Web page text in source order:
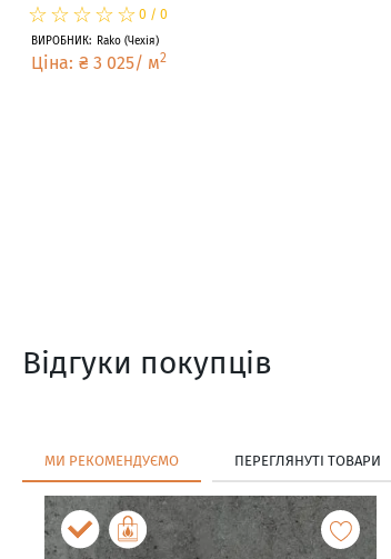
☆
★☆
★☆
★☆
★☆
★ 0 / 0
ВИРОБНИК: Rako (Чехія)
Ціна: ₴ 3 025/ м2
Відгуки покупців
МИ РЕКОМЕНДУЄМО ПЕРЕГЛЯНУТІ ТОВАРИ